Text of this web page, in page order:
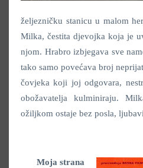
željezničku stanicu u malom
Milka, čestita djevojka koja je
njom. Hrabro izbjegava sve
tako samo povećava broj
čovjeka koji joj odgovara,
obožavatelja kulminiraju.
ožiljkom ostaje bez posla,
Moja strana